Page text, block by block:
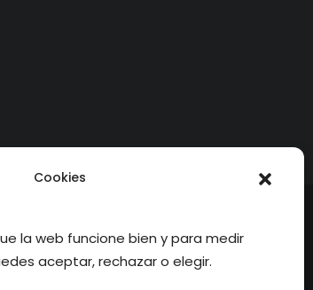
Cookies
la web funcione bien y para medir
aceptar, rechazar o elegir.